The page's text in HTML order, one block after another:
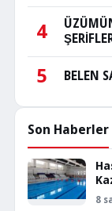
4
5 BELEN
Son Haberler
8